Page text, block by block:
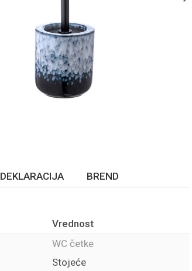
DEKLARACIJA BREND
Vrednost
WC četke
Stojeće